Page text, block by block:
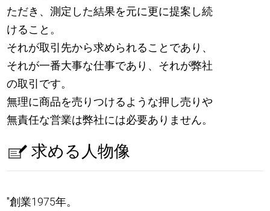
ただき、測定した結果を元に更に提案し続
けること。
それが取引先から求められることであり、
それが一番大事な仕事であり、それが弊社
の取引です。
無理に商品を売りつけるような押し売りや
無責任な営業は弊社には必要ありません。
求める人物像
"創業1975年。